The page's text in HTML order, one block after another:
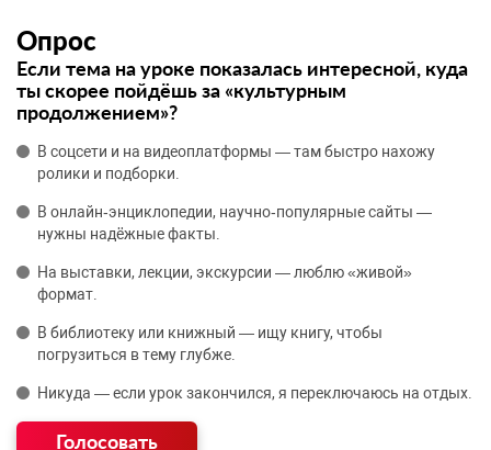
Опрос
Если тема на уроке показалась интересной, куда
ты скорее пойдёшь за «культурным
продолжением»?
В соцсети и на видеоплатформы — там быстро нахожу
ролики и подборки.
В онлайн‑энциклопедии, научно‑популярные сайты —
нужны надёжные факты.
На выставки, лекции, экскурсии — люблю «живой»
формат.
В библиотеку или книжный — ищу книгу, чтобы
погрузиться в тему глубже.
Никуда — если урок закончился, я переключаюсь на отдых.